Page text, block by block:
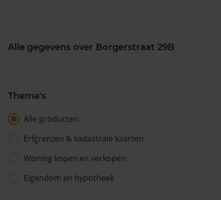
Alle gegevens over Borgerstraat 29B
Thema's
Alle producten
Erfgrenzen & kadastrale kaarten
Woning kopen en verkopen
Eigendom en hypotheek